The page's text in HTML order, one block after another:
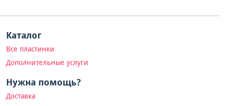
Каталог
Все пластинки
Дополнительные услуги
Нужна помощь?
Доставка